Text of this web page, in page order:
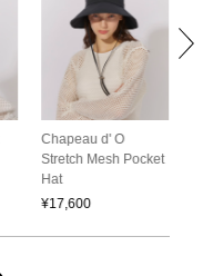
Chapeau d' O
Stretch Mesh Pocket
Hat
¥17,600